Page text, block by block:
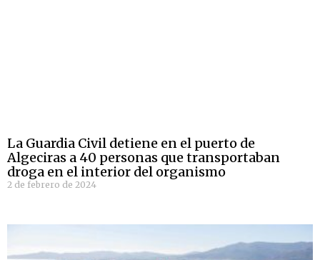
La Guardia Civil detiene en el puerto de
Algeciras a 40 personas que transportaban
droga en el interior del organismo
2 de febrero de 2024